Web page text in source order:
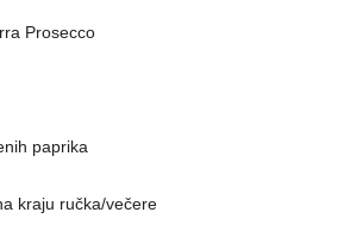
Prosecco
paprika
kraju ručka/večere